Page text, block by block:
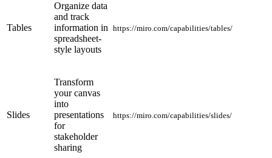
Tables
Organize data
and track
information in
spreadsheet-
style layouts
https://miro.com/capabilities/tables/
Slides
Transform
your canvas
into
presentations
for
stakeholder
sharing
https://miro.com/capabilities/slides/